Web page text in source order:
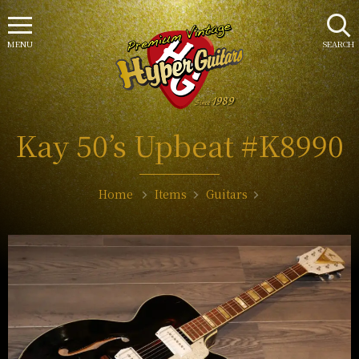
Kay 50’s Upbeat #K8990
Home Items Guitars
SEARCH
MENU